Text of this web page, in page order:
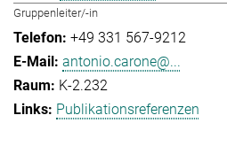
Gruppenleiter/-in
+49 331 567-9212
antonio.carone@...
K-2.232
Publikationsreferenzen